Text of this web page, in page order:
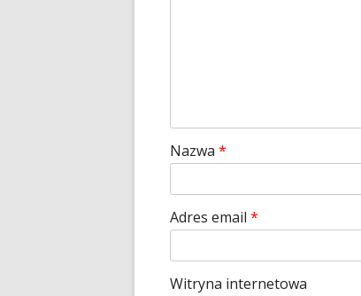
Nazwa *
Adres email *
Witryna internetowa